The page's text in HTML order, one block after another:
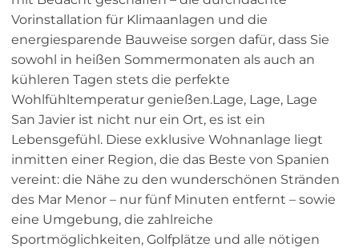
Vorinstallation für Klimaanlagen und die
energiesparende Bauweise sorgen dafür, dass Sie
sowohl in heißen Sommermonaten als auch an
kühleren Tagen stets die perfekte
Wohlfühltemperatur genießen.Lage, Lage, Lage
San Javier ist nicht nur ein Ort, es ist ein
Lebensgefühl. Diese exklusive Wohnanlage liegt
inmitten einer Region, die das Beste von Spanien
vereint: die Nähe zu den wunderschönen Stränden
des Mar Menor – nur fünf Minuten entfernt – sowie
eine Umgebung, die zahlreiche
Sportmöglichkeiten, Golfplätze und alle nötigen